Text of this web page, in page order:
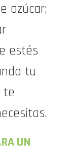
azúcar;
estés
tu
te
UN